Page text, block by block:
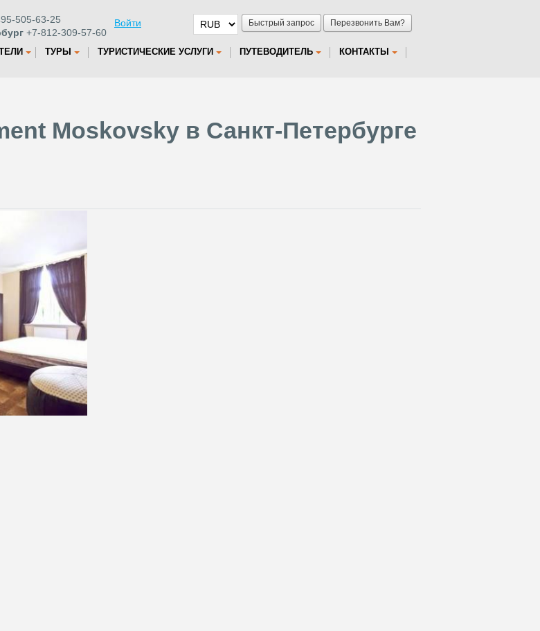
Быстрый запрос Перезвонить Вам?
505-63-25
+7-812-309-57-60
Войти
ТУРЫ ТУРИСТИЧЕСКИЕ УСЛУГИ ПУТЕВОДИТЕЛЬ КОНТАКТЫ
Moskovsky в Санкт-Петербурге